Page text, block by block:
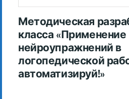
Методическая
класса «Применение
нейроупражнений в
логопедической
автоматизируй!»